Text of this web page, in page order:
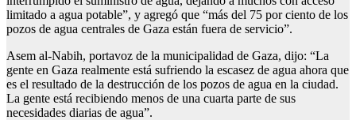
limitado a agua potable”, y agregó que “más del 75 por ciento de los
pozos de agua centrales de Gaza están fuera de servicio”.
Asem al-Nabih, portavoz de la municipalidad de Gaza, dijo: “La
gente en Gaza realmente está sufriendo la escasez de agua ahora que
es el resultado de la destrucción de los pozos de agua en la ciudad.
La gente está recibiendo menos de una cuarta parte de sus
necesidades diarias de agua”.